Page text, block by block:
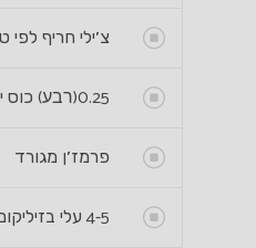
צ׳ילי חריף לפי
0.25(רבע) כוס
פרמז׳ן מגורד
4-5 עלי